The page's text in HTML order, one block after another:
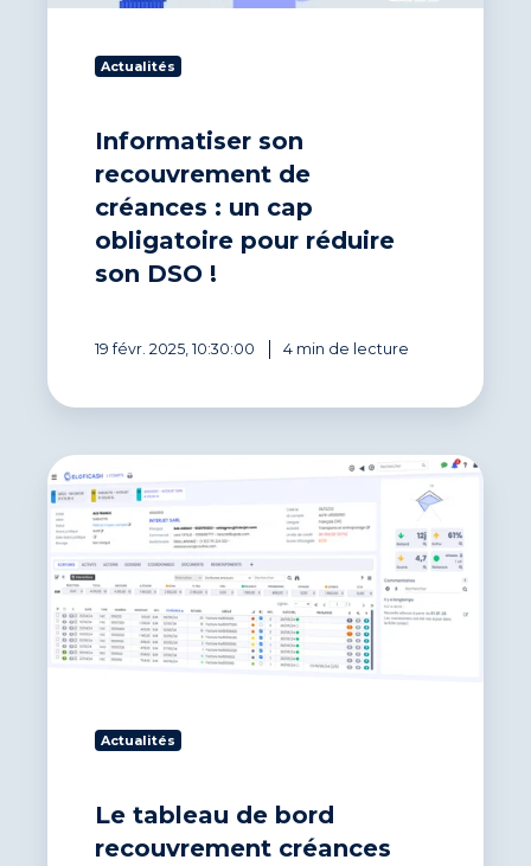
Actualités
Informatiser son
recouvrement de
créances : un cap
obligatoire pour réduire
son DSO !
19 févr. 2025, 10:30:00 4 min de lecture
Le
tableau
de
bord
recouvrement
créances
Eloficash,
une
réponse
actuels
management
Actualités
Le tableau de bord
recouvrement créances